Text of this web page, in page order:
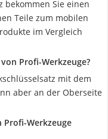
bekommen Sie einen
Teile zum mobilen
im Vergleich
Profi-Werkzeuge?
mit dem
aber an der Oberseite
Profi-Werkzeuge